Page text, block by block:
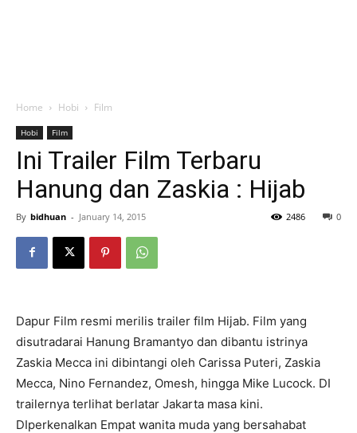
Home Hobi Film
Hobi Film
Ini Trailer Film Terbaru
Hanung dan Zaskia : Hijab
By bidhuan - January 14, 2015 0
2486
Dapur Film resmi merilis trailer film Hijab. Film yang
disutradarai Hanung Bramantyo dan dibantu istrinya
Zaskia Mecca ini dibintangi oleh Carissa Puteri, Zaskia
Mecca, Nino Fernandez, Omesh, hingga Mike Lucock. DI
trailernya terlihat berlatar Jakarta masa kini.
DIperkenalkan Empat wanita muda yang bersahabat